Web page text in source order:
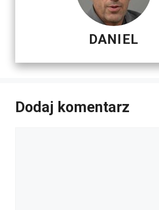
DANIEL
Dodaj komentarz